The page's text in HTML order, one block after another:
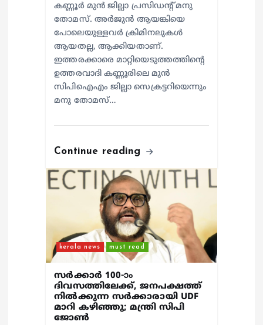
കണ്ണൂർ മുൻ ജില്ലാ പ്രസിഡന്റ് മനു
തോമസ്. അർജുൻ ആയങ്കിയെ
പോലെയുള്ളവർ ക്രിമിനലുകൾ
ആയതല്ല, ആക്കിയതാണ്.
ഇത്തരക്കാരെ മാറ്റിയെടുത്തത്തിന്റെ
ഉത്തരവാദി കണ്ണൂരിലെ മുൻ
സിപിഐഎം ജില്ലാ സെക്രട്ടറിയെന്നും
മനു തോമസ്…
Continue reading
kerala news must read
സർക്കാർ 100-ാം
ദിവസത്തിലേക്ക്, ജനപക്ഷത്ത്
നിൽക്കുന്ന സർക്കാരായി UDF
മാറി കഴിഞ്ഞു; മന്ത്രി സിപി
ജോൺ